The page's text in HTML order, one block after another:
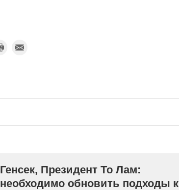
Генсек, Президент То Лам:
необходимо обновить подходы к